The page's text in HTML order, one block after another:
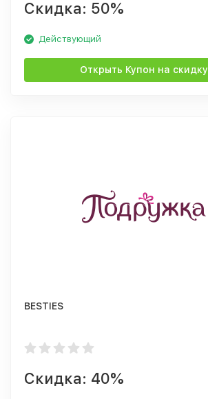
Скидка: 50%
Действующий
Открыть Купон на скидку
BESTIES
Скидка: 40%